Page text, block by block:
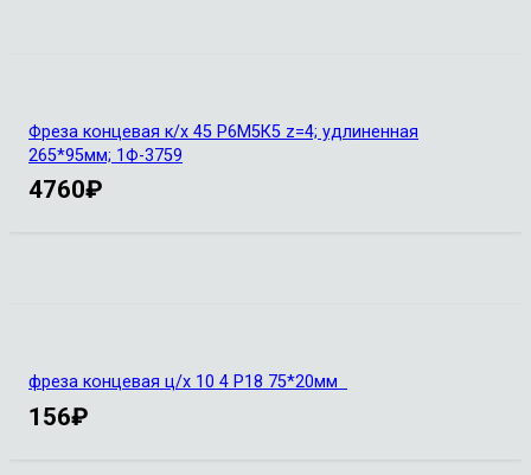
Фреза концевая к/х 45 Р6М5К5 z=4; удлиненная
265*95мм; 1Ф-3759
4760₽
фреза концевая ц/х 10 4 Р18 75*20мм
156₽